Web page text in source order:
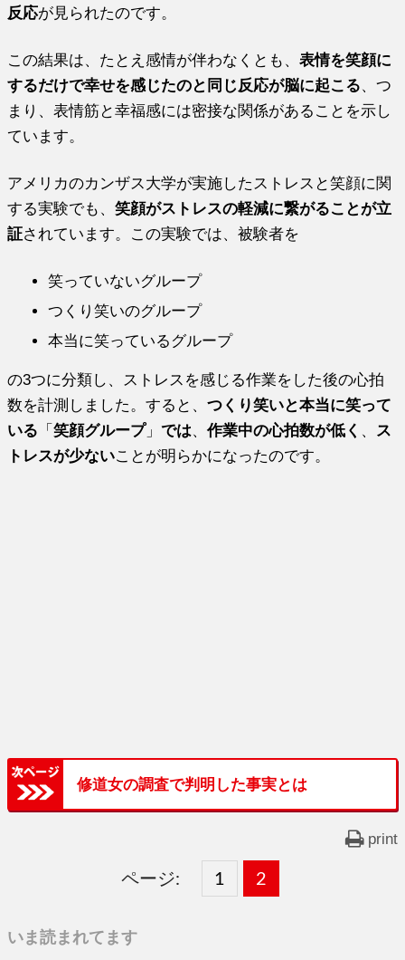
反応が見られたのです。
この結果は、たとえ感情が伴わなくとも、表情を笑顔に
するだけで幸せを感じたのと同じ反応が脳に起こる、つ
まり、表情筋と幸福感には密接な関係があることを示し
ています。
アメリカのカンザス大学が実施したストレスと笑顔に関
する実験でも、笑顔がストレスの軽減に繋がることが立
証されています。この実験では、被験者を
笑っていないグループ
つくり笑いのグループ
本当に笑っているグループ
の3つに分類し、ストレスを感じる作業をした後の心拍
数を計測しました。すると、つくり笑いと本当に笑って
いる 「笑顔グループ」では、作業中の心拍数が低く 、 ス
トレスが少ないことが明らかになったのです。
修道女の調査で判明した事実とは
print
ページ:
固
1 ,
固
2
いま読まれてます